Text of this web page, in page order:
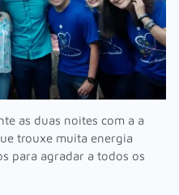
as duas noites com a a
trouxe muita energia
para agradar a todos os